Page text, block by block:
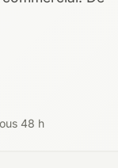
48 h